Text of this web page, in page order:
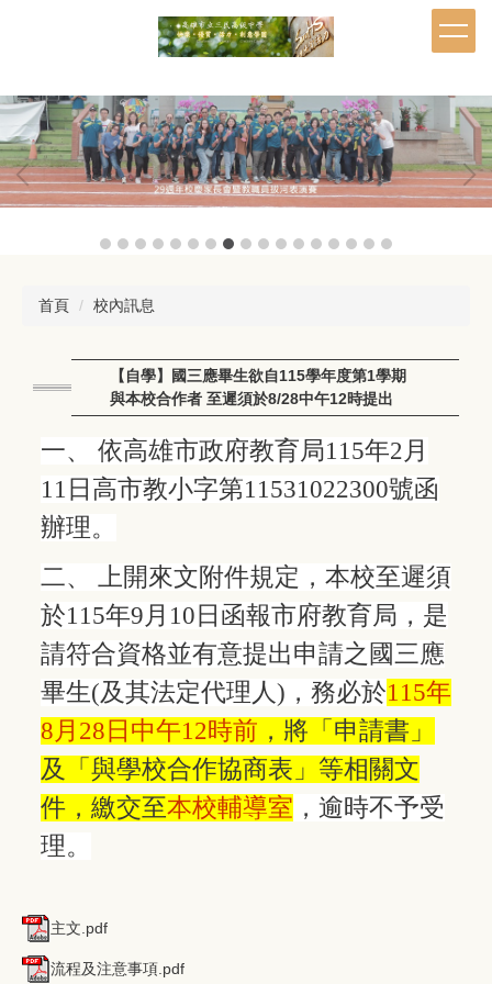
內
容
區
首頁 校內訊息
【自學】國三應畢生欲自115學年度第1學期
與本校合作者 至遲須於8/28中午12時提出
一、 依高雄市政府教育局115年2月
11日高市教小字第11531022300號函
辦理。
二、 上開來文附件規定，本校至遲須
於115年9月10日函報市府教育局，是
請符合資格並有意提出申請之國三應
畢生(及其法定代理人)，務必於115年
8月28日中午12時前 ，將「申請書」
及「與學校合作協商表」等相關文
件，繳交至本校輔導室 ，逾時不予受
理。
主文.pdf
流程及注意事項.pdf